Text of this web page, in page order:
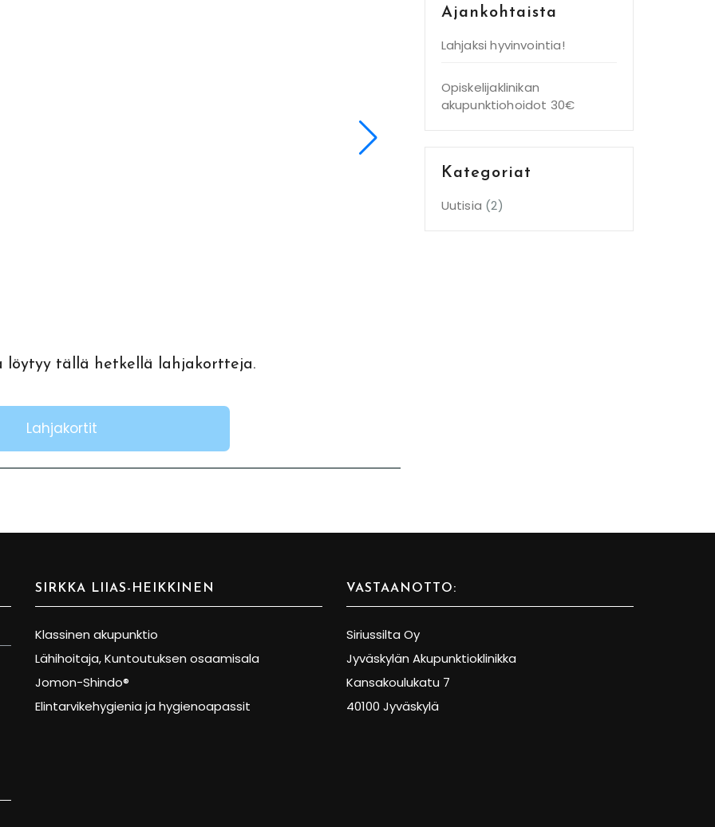
löytyy tällä hetkellä lahjakortteja.
Lahjakortit
Ajankohtaista
Lahjaksi hyvinvointia!
Opiskelijaklinikan
akupunktiohoidot 30€
Kategoriat
Uutisia (2)
SIRKKA LIIAS-HEIKKINEN
Klassinen akupunktio
Lähihoitaja, Kuntoutuksen osaamisala
Jomon-Shindo®
Elintarvikehygienia ja hygienoapassit
VASTAANOTTO:
Siriussilta Oy
Jyväskylän Akupunktioklinikka
Kansakoulukatu 7
40100 Jyväskylä